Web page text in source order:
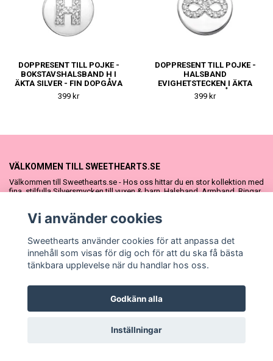
DOPPRESENT TILL POJKE -
BOKSTAVSHALSBAND H I
ÄKTA SILVER - FIN DOPGÅVA
TILL KILLE
399 kr
DOPPRESENT TILL POJKE -
HALSBAND
EVIGHETSTECKEN I ÄKTA
SILVER - FIN DOPGÅVA TILL
KILLE
399 kr
VÄLKOMMEN TILL SWEETHEARTS.SE
Välkommen till Sweethearts.se - Hos oss hittar du en stor kollektion med
fina, stilfulla Silversmycken till vuxen & barn. Halsband, Armband, Ringar
vår söta Sweethearts kolllektion med barnsmycken, tyllkjolar &
© Copyright Sweethearts.se
Vi använder cookies
Sweethearts använder cookies för att anpassa det
innehåll som visas för dig och för att du ska få bästa
tänkbara upplevelse när du handlar hos oss.
Godkänn alla
Inställningar